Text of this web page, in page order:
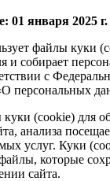
01 января 2025 г.
файлы куки
и собирает
с
персональных
(cookie) для
анализа
услуг. Куки
которые
сайта.